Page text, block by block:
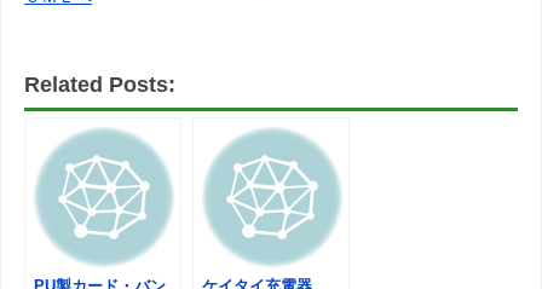
Related Posts: